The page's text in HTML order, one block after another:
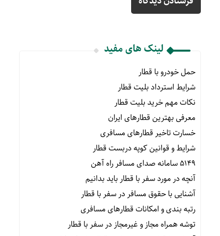
لینک های مفید
حمل خودرو با قطار
شرایط استرداد بلیت قطار
نکات مهم خرید بلیت قطار
معرفی بهترین قطارهای ایران
خسارت تاخیر قطارهای مسافری
شرایط و قوانین کوپه دربست قطار
۵۱۴۹ سامانه صدای مسافر راه آهن
آنچه در مورد سفر با قطار باید بدانیم
آشنایی با حقوق مسافر در سفر با قطار
رتبه بندی و امکانات قطارهای مسافری
توشه همراه مجاز و غیرمجاز در سفر با قطار